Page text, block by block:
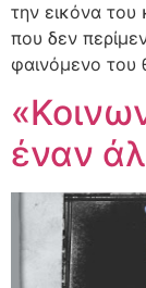
την εικόνα
που δεν
φαινόμενο του
έναν